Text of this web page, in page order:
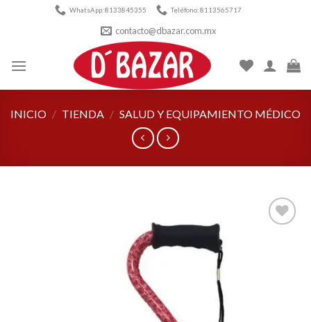
WhatsApp: 8133845355 Teléfono: 8113565717
contacto@dbazar.com.mx
INICIO / TIENDA / SALUD Y EQUIPAMIENTO MÉDICO